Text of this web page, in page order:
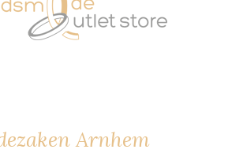
Arnhem